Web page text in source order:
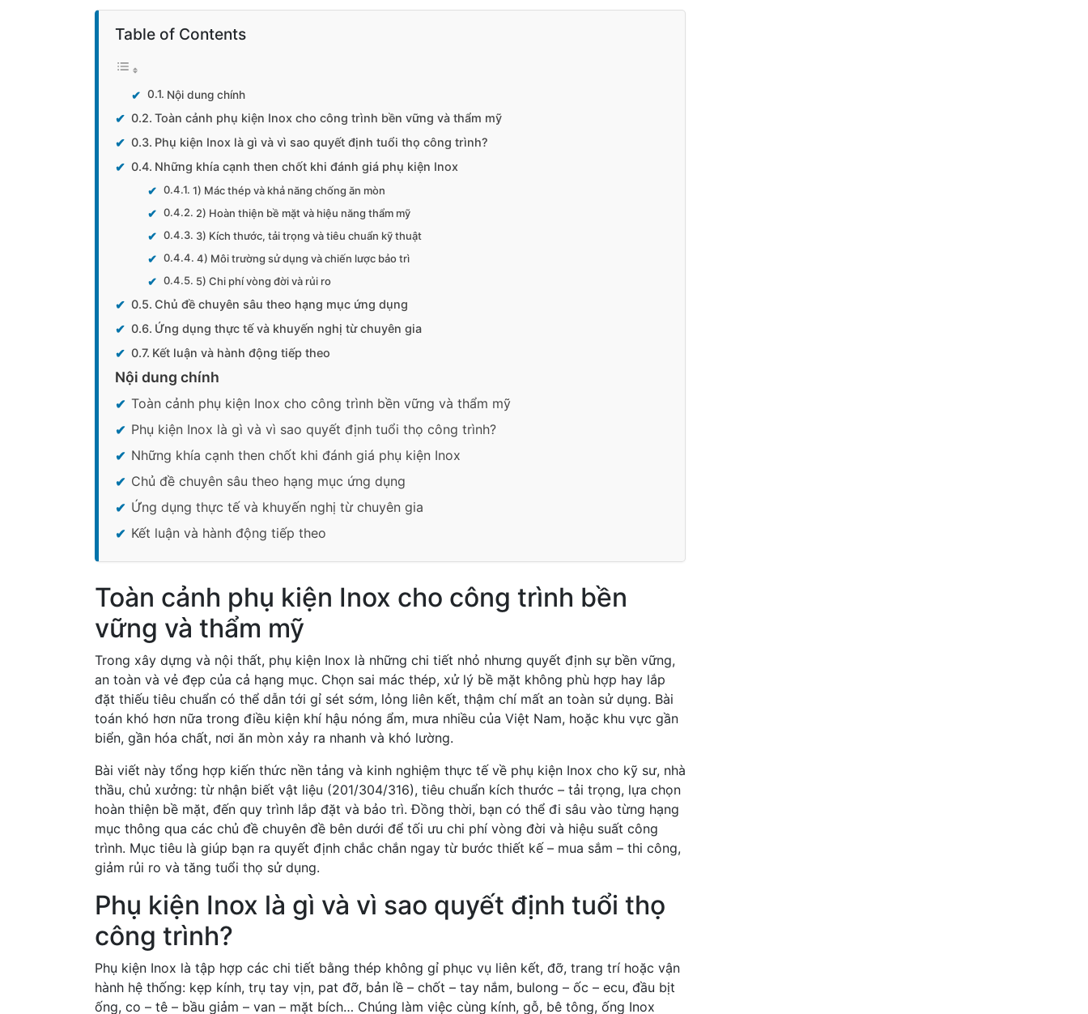
Table of Contents
Nội dung chính
Toàn cảnh phụ kiện Inox cho công trình bền vững và thẩm mỹ
Phụ kiện Inox là gì và vì sao quyết định tuổi thọ công trình?
Những khía cạnh then chốt khi đánh giá phụ kiện Inox
1) Mác thép và khả năng chống ăn mòn
2) Hoàn thiện bề mặt và hiệu năng thẩm mỹ
3) Kích thước, tải trọng và tiêu chuẩn kỹ thuật
4) Môi trường sử dụng và chiến lược bảo trì
5) Chi phí vòng đời và rủi ro
Chủ đề chuyên sâu theo hạng mục ứng dụng
Ứng dụng thực tế và khuyến nghị từ chuyên gia
Kết luận và hành động tiếp theo
Nội dung chính
Toàn cảnh phụ kiện Inox cho công trình bền vững và thẩm mỹ
Phụ kiện Inox là gì và vì sao quyết định tuổi thọ công trình?
Những khía cạnh then chốt khi đánh giá phụ kiện Inox
Chủ đề chuyên sâu theo hạng mục ứng dụng
Ứng dụng thực tế và khuyến nghị từ chuyên gia
Kết luận và hành động tiếp theo
Toàn cảnh phụ kiện Inox cho công trình bền
vững và thẩm mỹ
Trong xây dựng và nội thất, phụ kiện Inox là những chi tiết nhỏ nhưng quyết định sự bền vững,
an toàn và vẻ đẹp của cả hạng mục. Chọn sai mác thép, xử lý bề mặt không phù hợp hay lắp
đặt thiếu tiêu chuẩn có thể dẫn tới gỉ sét sớm, lỏng liên kết, thậm chí mất an toàn sử dụng. Bài
toán khó hơn nữa trong điều kiện khí hậu nóng ẩm, mưa nhiều của Việt Nam, hoặc khu vực gần
biển, gần hóa chất, nơi ăn mòn xảy ra nhanh và khó lường.
Bài viết này tổng hợp kiến thức nền tảng và kinh nghiệm thực tế về phụ kiện Inox cho kỹ sư, nhà
thầu, chủ xưởng: từ nhận biết vật liệu (201/304/316), tiêu chuẩn kích thước – tải trọng, lựa chọn
hoàn thiện bề mặt, đến quy trình lắp đặt và bảo trì. Đồng thời, bạn có thể đi sâu vào từng hạng
mục thông qua các chủ đề chuyên đề bên dưới để tối ưu chi phí vòng đời và hiệu suất công
trình. Mục tiêu là giúp bạn ra quyết định chắc chắn ngay từ bước thiết kế – mua sắm – thi công,
giảm rủi ro và tăng tuổi thọ sử dụng.
Phụ kiện Inox là gì và vì sao quyết định tuổi thọ
công trình?
Phụ kiện Inox là tập hợp các chi tiết bằng thép không gỉ phục vụ liên kết, đỡ, trang trí hoặc vận
hành hệ thống: kẹp kính, trụ tay vịn, pat đỡ, bản lề – chốt – tay nắm, bulong – ốc – ecu, đầu bịt
ống, co – tê – bầu giảm – van – mặt bích… Chúng làm việc cùng kính, gỗ, bê tông, ống Inox